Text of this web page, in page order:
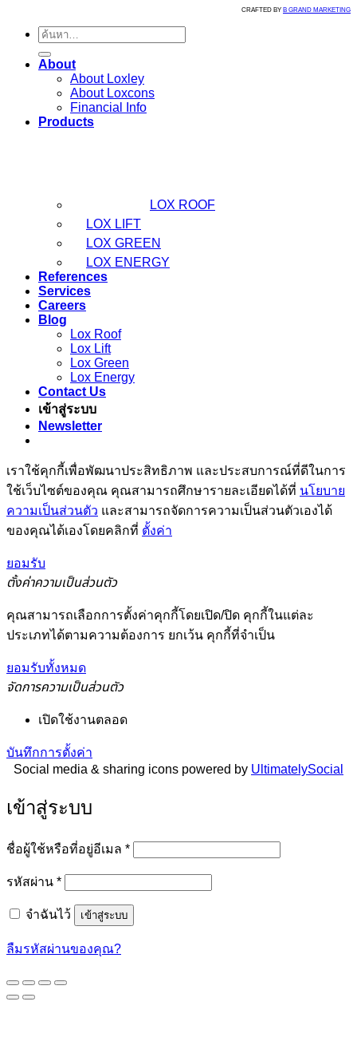
CRAFTED BY B GRAND MARKETING
ค้นหา:
About
About Loxley
About Loxcons
Financial Info
Products
LOX ROOF
LOX LIFT
LOX GREEN
LOX ENERGY
References
Services
Careers
Blog
Lox Roof
Lox Lift
Lox Green
Lox Energy
Contact Us
เข้าสู่ระบบ
Newsletter
เราใช้คุกกี้เพื่อพัฒนาประสิทธิภาพ และประสบการณ์ที่ดีในการ
ใช้เว็บไซต์ของคุณ คุณสามารถศึกษารายละเอียดได้ที่ นโยบาย
ความเป็นส่วนตัว และสามารถจัดการความเป็นส่วนตัวเองได้
ของคุณได้เองโดยคลิกที่ ตั้งค่า
ยอมรับ
ตั้งค่าความเป็นส่วนตัว
คุณสามารถเลือกการตั้งค่าคุกกี้โดยเปิด/ปิด คุกกี้ในแต่ละ
ประเภทได้ตามความต้องการ ยกเว้น คุกกี้ที่จำเป็น
ยอมรับทั้งหมด
จัดการความเป็นส่วนตัว
เปิดใช้งานตลอด
บันทึกการตั้งค่า
Social media & sharing icons powered by UltimatelySocial
เข้าสู่ระบบ
ชื่อผู้ใช้หรือที่อยู่อีเมล *ต้องการ
รหัสผ่าน *ต้องการ
จำฉันไว้ เข้าสู่ระบบ
ลืมรหัสผ่านของคุณ?